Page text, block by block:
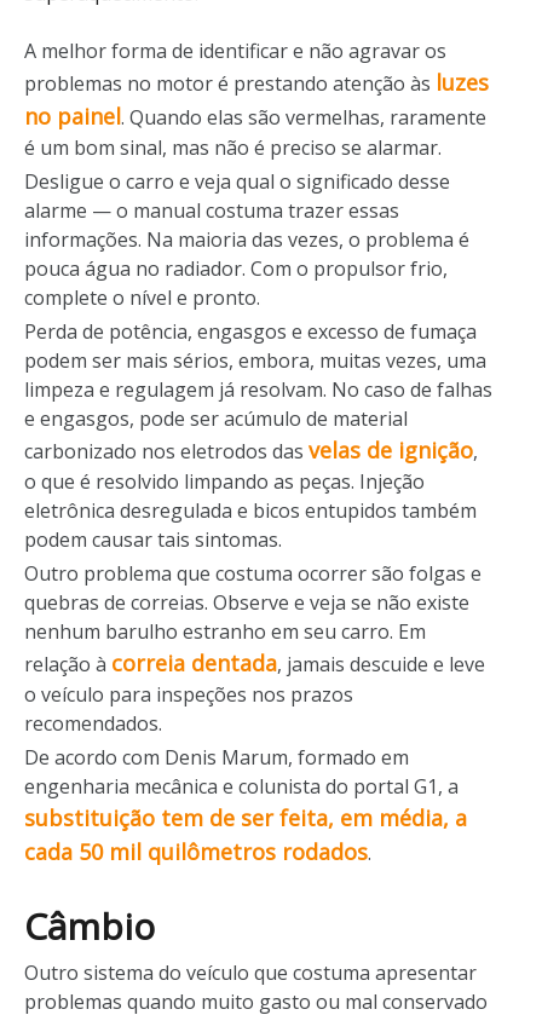
A melhor forma de identificar e não agravar os
problemas no motor é prestando atenção às luzes
no painel. Quando elas são vermelhas, raramente
é um bom sinal, mas não é preciso se alarmar.
Desligue o carro e veja qual o significado desse
alarme — o manual costuma trazer essas
informações. Na maioria das vezes, o problema é
pouca água no radiador. Com o propulsor frio,
complete o nível e pronto.
Perda de potência, engasgos e excesso de fumaça
podem ser mais sérios, embora, muitas vezes, uma
limpeza e regulagem já resolvam. No caso de falhas
e engasgos, pode ser acúmulo de material
carbonizado nos eletrodos das velas de ignição,
o que é resolvido limpando as peças. Injeção
eletrônica desregulada e bicos entupidos também
podem causar tais sintomas.
Outro problema que costuma ocorrer são folgas e
quebras de correias. Observe e veja se não existe
nenhum barulho estranho em seu carro. Em
relação à correia dentada, jamais descuide e leve
o veículo para inspeções nos prazos
recomendados.
De acordo com Denis Marum, formado em
engenharia mecânica e colunista do portal G1, a
substituição tem de ser feita, em média, a
cada 50 mil quilômetros rodados.
Câmbio
Outro sistema do veículo que costuma apresentar
problemas quando muito gasto ou mal conservado